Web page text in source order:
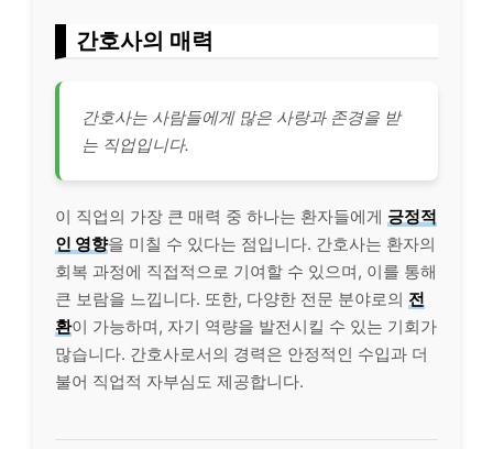
간호사의 매력
간호사는 사람들에게 많은 사랑과 존경을 받
는 직업입니다.
이 직업의 가장 큰 매력 중 하나는 환자들에게 긍정적
인 영향을 미칠 수 있다는 점입니다. 간호사는 환자의
회복 과정에 직접적으로 기여할 수 있으며, 이를 통해
큰 보람을 느낍니다. 또한, 다양한 전문 분야로의 전
환이 가능하며, 자기 역량을 발전시킬 수 있는 기회가
많습니다. 간호사로서의 경력은 안정적인 수입과 더
불어 직업적 자부심도 제공합니다.